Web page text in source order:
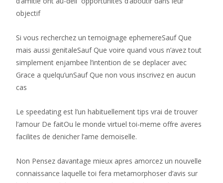
objectif
Si vous recherchez un temoignage ephemereSauf Que
mais aussi genitaleSauf Que voire quand vous n’avez tout
simplement enjambee l’intention de se deplacer avec
Grace a quelqu’unSauf Que non vous inscrivez en aucun
cas
Le speedating est l’un habituellement tips vrai de trouver
l’amour De faitOu le monde virtuel toi-meme offre averes
facilites de denicher l’ame demoiselle.
Non Pensez davantage mieux apres amorcez un nouvelle
connaissance laquelle toi fera metamorphoser d’avis sur